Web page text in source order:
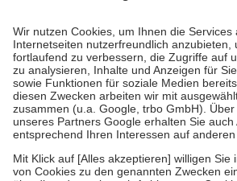
höchstens zehn Euro.
Es sind jedoch nie
Kosten der Leistung zu entrichten.
Diese Regeln gelten grundsätzlich auch für
Bei Heilmitteln und häuslicher
Zuzahlung zehn Prozent der Kosten sowie
Verordnung.
Um das Engagement der Versicherten für
stärken und die besondere Stellung der
fallenkeine Zuzahlungenan bei:
• Kindern und Jugendlichen bis zum